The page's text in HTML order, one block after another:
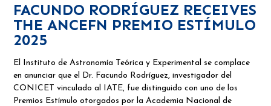
FACUNDO RODRÍGUEZ RECEIVES
THE ANCEFN PREMIO ESTÍMULO
2025
El Instituto de Astronomía Teórica y Experimental se complace
en anunciar que el Dr. Facundo Rodríguez, investigador del
CONICET vinculado al IATE, fue distinguido con uno de los
Premios Estímulo otorgados por la Academia Nacional de